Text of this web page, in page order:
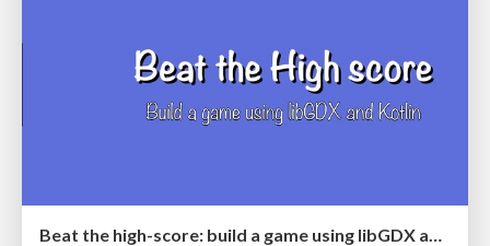
Beat the high-score: build a game using libGDX and Kotlin